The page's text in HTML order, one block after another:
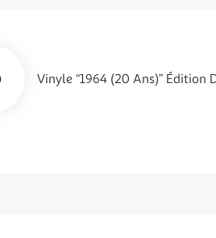
Vinyle “1964 (20 Ans)” Édition